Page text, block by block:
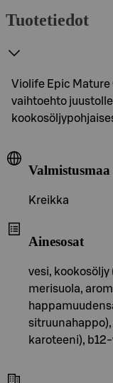
Tuotetiedot
Violife Epic Mature
vaihtoehto
Valmistusmaa
Kreikka
Ainesosat
vesi,
merisuola,
karoteeni),